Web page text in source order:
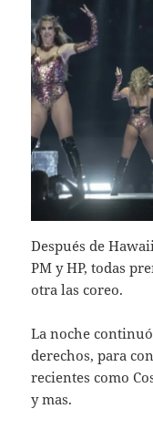
Después de
PM y HP, todas
otra las coreo.
La noche
derechos, para
recientes como
y mas.